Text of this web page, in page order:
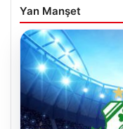
Yan Manşet